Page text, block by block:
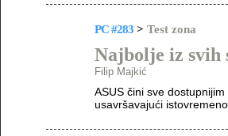
PC #283 > Test zona
Najbolje iz svih
Filip Majkić
ASUS čini sve
usavršavajući